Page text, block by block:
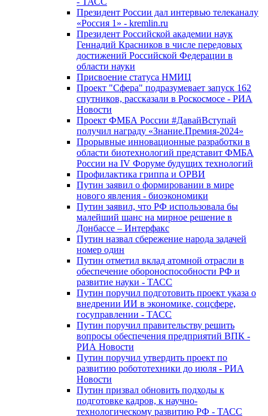
Президент России дал интервью телеканалу
«Россия 1» - kremlin.ru
Президент Российской академии наук
Геннадий Красников в числе передовых
достижений Российской Федерации в
области науки
Присвоение статуса НМИЦ
Проект "Сфера" подразумевает запуск 162
спутников, рассказали в Роскосмосе - РИА
Новости
Проект ФМБА России #ДавайВступай
получил награду «Знание.Премия-2024»
Прорывные инновационные разработки в
области биотехнологий представит ФМБА
России на IV Форуме будущих технологий
Профилактика гриппа и ОРВИ
Путин заявил о формировании в мире
нового явления - биоэкономики
Путин заявил, что РФ использовала бы
малейший шанс на мирное решение в
Донбассе – Интерфакс
Путин назвал сбережение народа задачей
номер один
Путин отметил вклад атомной отрасли в
обеспечение обороноспособности РФ и
развитие науки - ТАСС
Путин поручил подготовить проект указа о
внедрении ИИ в экономике, соцсфере,
госуправлении - ТАСС
Путин поручил правительству решить
вопросы обеспечения предприятий ВПК -
РИА Новости
Путин поручил утвердить проект по
развитию робототехники до июля - РИА
Новости
Путин призвал обновить подходы к
подготовке кадров, к научно-
технологическому развитию РФ - ТАСС